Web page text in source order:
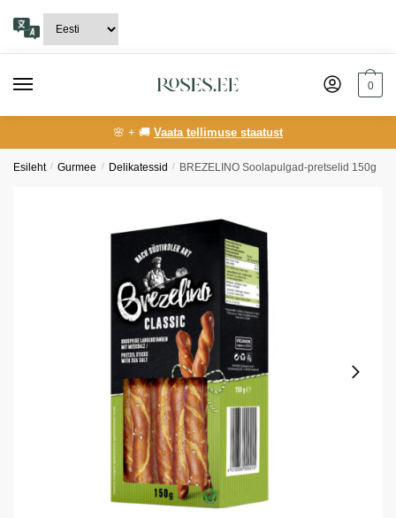
navigation
content
0
🌸 + 🚚 Vaata tellimuse staatust
Esileht / Gurmee / Delikatessid / BREZELINO Soolapulgad-pretselid 150g